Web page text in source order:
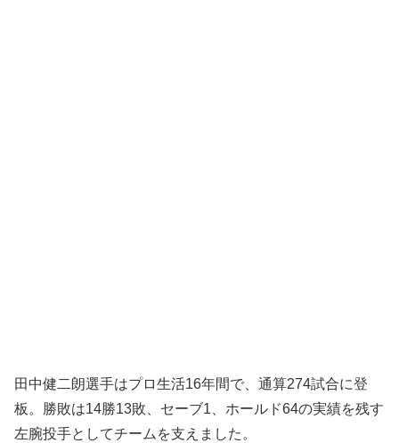
田中健二朗選手はプロ生活16年間で、通算274試合に登
板。勝敗は14勝13敗、セーブ1、ホールド64の実績を残す
左腕投手としてチームを支えました。